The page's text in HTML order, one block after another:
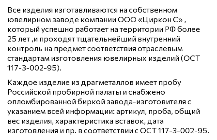
Все изделия изготавливаются на собственном
ювелирном заводе компании ООО «Циркон С» ,
который успешно работает на территории РФ более
25 лет ,и проходят тщательнейший внутренний
контроль на предмет соответствия отраслевым
стандартам изготовления ювелирных изделий (ОСТ
117-3-002-95).
Каждое изделие из драгметаллов имеет пробу
Российской пробирной палаты и снабжено
опломбированной биркой завода-изготовителя с
указанием всей информации: артикул, проба, общий
вес изделия, характеристика вставок, дата
изготовления и пр. в соответствии с ОСТ 117-3-002-95.